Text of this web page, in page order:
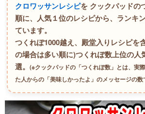
クロワッサンレシピを クックパッドの
順に、人気１位のレシピから、ランキ
ています。
つくれぽ1000越え、殿堂入りレシピを
の場合は多い順に)つくれぽ数上位の人
選。(※クックパッドの「つくれぽ数」とは、実
た人からの「美味しかったよ」のメッセージの数